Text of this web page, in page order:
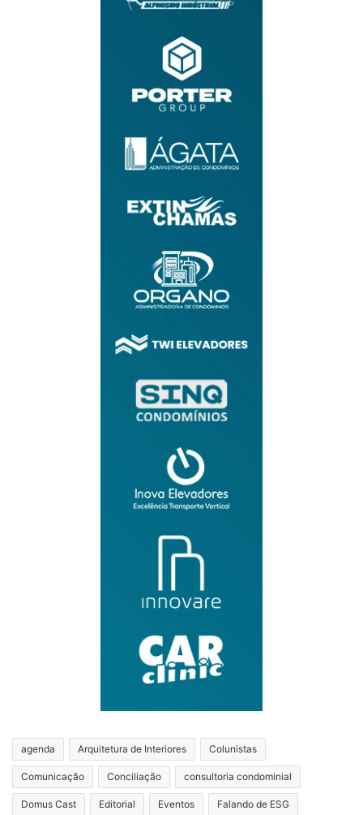
agenda Arquitetura de Interiores Colunistas
Comunicação Conciliação consultoria condominial
Domus Cast Editorial Eventos Falando de ESG